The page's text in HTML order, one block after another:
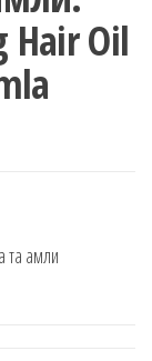
Oil
та амли